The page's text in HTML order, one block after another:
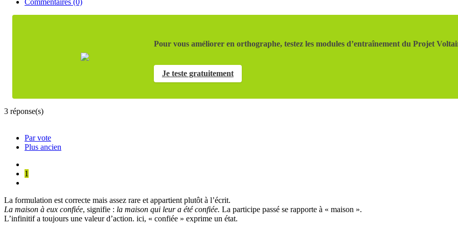
Pour vous améliorer en orthographe, testez les modules d’entraînement du Projet
Je teste gratuitement
3 réponse(s)
Par vote
Plus ancien
1
La formulation est correcte mais assez rare et appartient plutôt à l’écrit.
La maison à eux confiée, signifie : la maison qui leur a été confiée. La participe passé se rapporte à « maison ».
L’infinitif a toujours une valeur d’action. ici, « confiée » exprime un état.